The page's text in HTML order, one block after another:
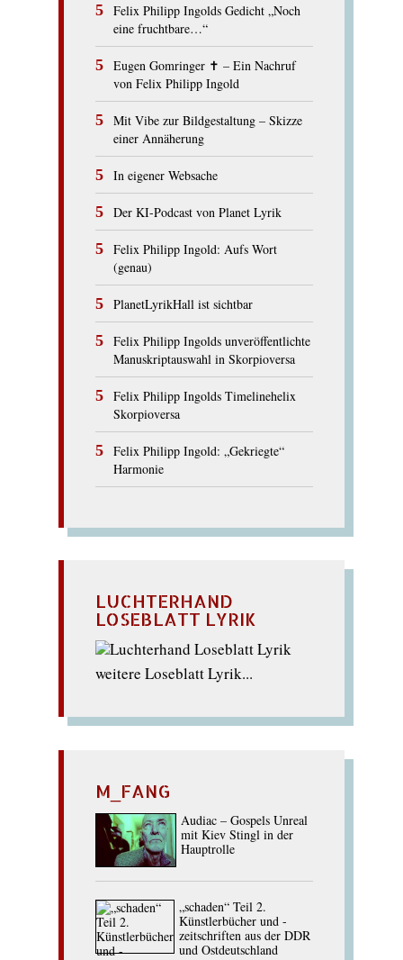
Felix Philipp Ingolds Gedicht „Noch
eine fruchtbare…“
Eugen Gomringer ✝︎ – Ein Nachruf
von Felix Philipp Ingold
Mit Vibe zur Bildgestaltung – Skizze
einer Annäherung
In eigener Websache
Der KI-Podcast von Planet Lyrik
Felix Philipp Ingold: Aufs Wort
(genau)
PlanetLyrikHall ist sichtbar
Felix Philipp Ingolds unveröffentlichte
Manuskriptauswahl in Skorpioversa
Felix Philipp Ingolds Timelinehelix
Skorpioversa
Felix Philipp Ingold: „Gekriegte“
Harmonie
LUCHTERHAND
LOSEBLATT LYRIK
weitere Loseblatt Lyrik...
M_FANG
Audiac – Gospels Unreal
mit Kiev Stingl in der
Hauptrolle
„schaden“ Teil 2.
Künstlerbücher und -
zeitschriften aus der DDR
und Ostdeutschland